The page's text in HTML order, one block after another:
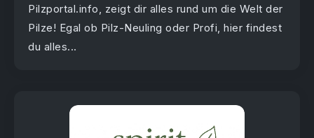
Pilzportal.info, zeigt dir alles rund um die Welt der
Pilze! Egal ob Pilz-Neuling oder Profi, hier findest
du alles...